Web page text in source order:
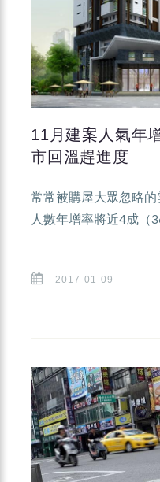
11月建案人氣年
市回溫趕進度
常常被購屋大眾忽略
人數年增率將近4成（
2017-01-09